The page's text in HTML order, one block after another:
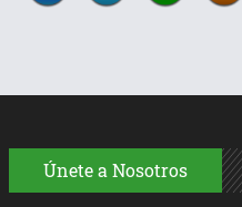
Únete a Nosotros